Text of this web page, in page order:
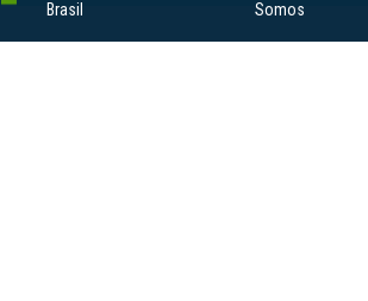
Brasil
Somos